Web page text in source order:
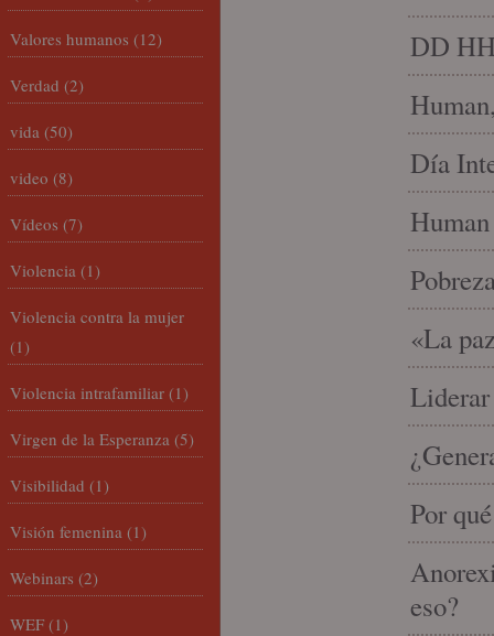
DD
Día
«La
Liderar
Por
eso?
Valores humanos (12)
Verdad (2)
vida (50)
video (8)
Vídeos (7)
Violencia (1)
Violencia contra la mujer
(1)
Violencia intrafamiliar (1)
Virgen de la Esperanza (5)
Visibilidad (1)
Visión femenina (1)
Webinars (2)
WEF (1)